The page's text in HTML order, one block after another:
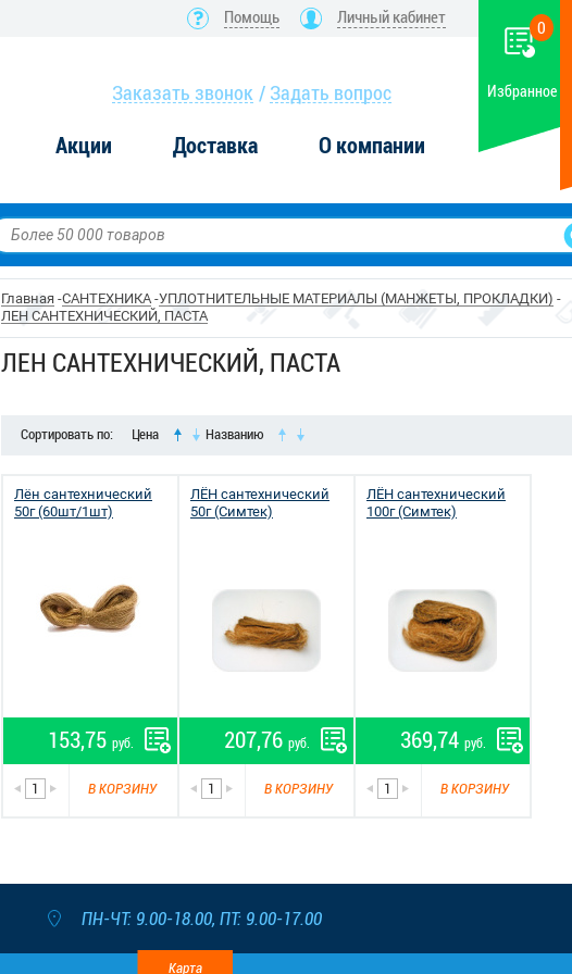
Помощь Личный кабинет
Заказать звонок Задать вопрос
Акции Доставка О компании
Избранное
0
Главная САНТЕХНИКА УПЛОТНИТЕЛЬНЫЕ МАТЕРИАЛЫ (МАНЖЕТЫ, ПРОКЛАДКИ)
ЛЕН САНТЕХНИЧЕСКИЙ, ПАСТА
ЛЕН САНТЕХНИЧЕСКИЙ, ПАСТА
Сортировать по: Цена Названию
Лён сантехнический
50г (60шт/1шт)
153,75 руб.
В КОРЗИНУ
ЛЁН сантехнический
50г (Симтек)
207,76 руб.
В КОРЗИНУ
ЛЁН сантехнический
100г (Симтек)
369,74 руб.
В КОРЗИНУ
ПН-ЧТ: 9.00-18.00, ПТ: 9.00-17.00
Карта